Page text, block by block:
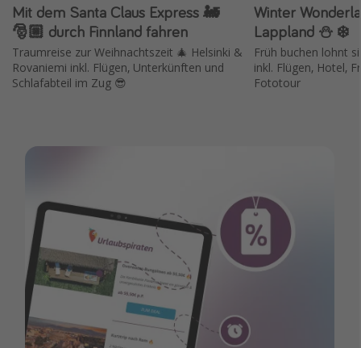
Mit dem Santa Claus Express 🚂
🎅🏼 durch Finnland fahren
Traumreise zur Weihnachtszeit 🎄 Helsinki &
Rovaniemi inkl. Flügen, Unterkünften und
Schlafabteil im Zug 😎
Winter
Lappland ⛄️ ❄️
Früh buchen lohnt
inkl. Flügen, Hotel,
Fototour